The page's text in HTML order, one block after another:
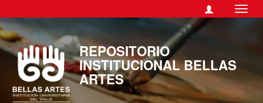
REPOSITORIO
INSTITUCIONAL BELLAS
ARTES